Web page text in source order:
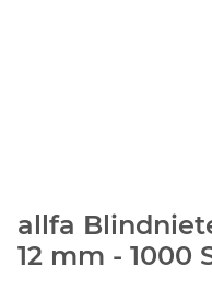
allfa
12 mm - 1000